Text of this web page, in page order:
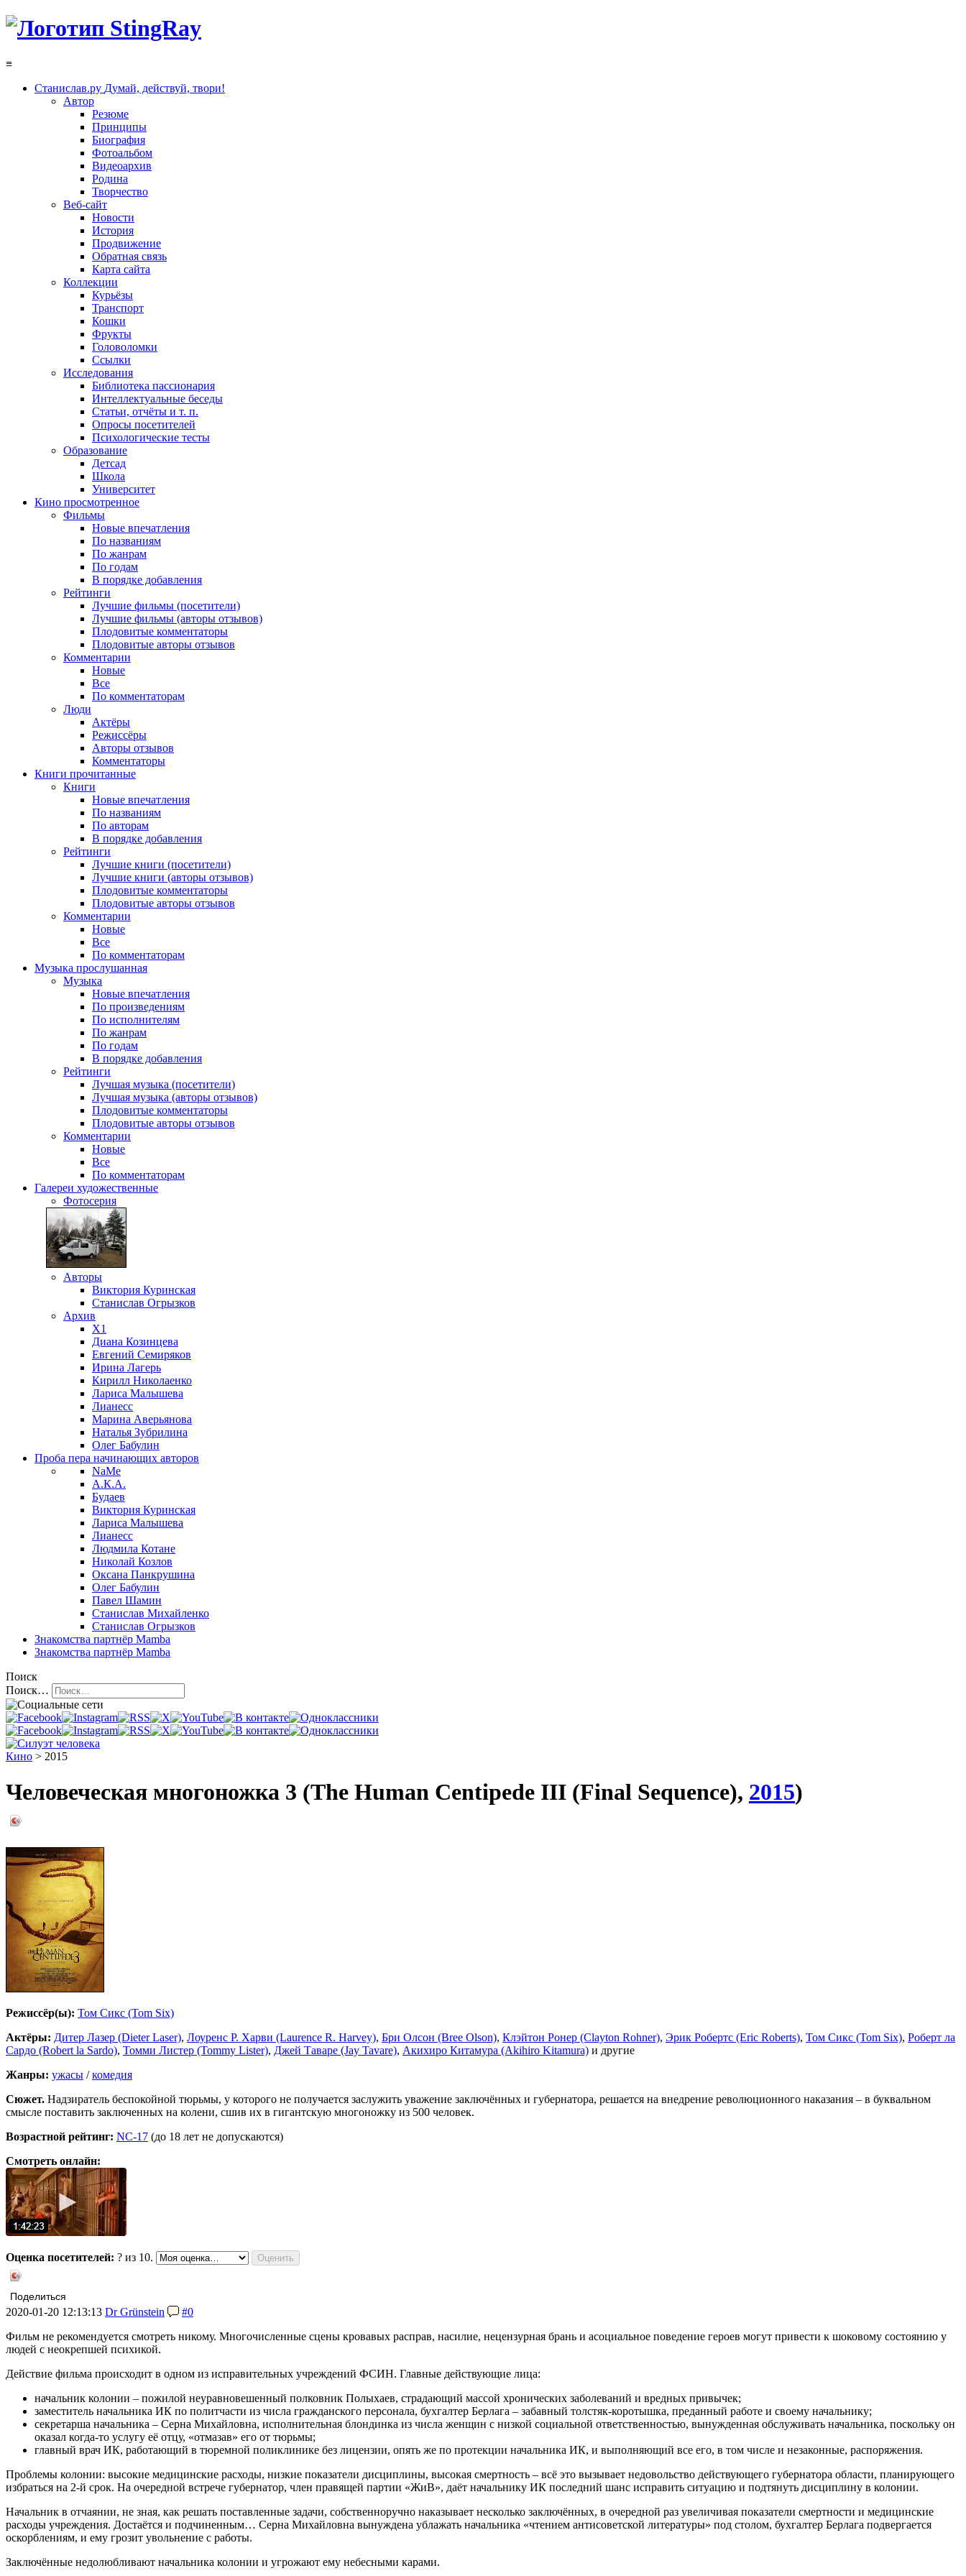
≡
Станислав.ру Думай, действуй, твори!
Автор
Резюме
Принципы
Биография
Фотоальбом
Видеоархив
Родина
Творчество
Веб-сайт
Новости
История
Продвижение
Обратная связь
Карта сайта
Коллекции
Курьёзы
Транспорт
Кошки
Фрукты
Головоломки
Ссылки
Исследования
Библиотека пассионария
Интеллектуальные беседы
Статьи, отчёты и т. п.
Опросы посетителей
Психологические тесты
Образование
Детсад
Школа
Университет
Кино просмотренное
Фильмы
Новые впечатления
По названиям
По жанрам
По годам
В порядке добавления
Рейтинги
Лучшие фильмы (посетители)
Лучшие фильмы (авторы отзывов)
Плодовитые комментаторы
Плодовитые авторы отзывов
Комментарии
Новые
Все
По комментаторам
Люди
Актёры
Режиссёры
Авторы отзывов
Комментаторы
Книги прочитанные
Книги
Новые впечатления
По названиям
По авторам
В порядке добавления
Рейтинги
Лучшие книги (посетители)
Лучшие книги (авторы отзывов)
Плодовитые комментаторы
Плодовитые авторы отзывов
Комментарии
Новые
Все
По комментаторам
Музыка прослушанная
Музыка
Новые впечатления
По произведениям
По исполнителям
По жанрам
По годам
В порядке добавления
Рейтинги
Лучшая музыка (посетители)
Лучшая музыка (авторы отзывов)
Плодовитые комментаторы
Плодовитые авторы отзывов
Комментарии
Новые
Все
По комментаторам
Галереи художественные
Фотосерия
Авторы
Виктория Куринская
Станислав Огрызков
Архив
X1
Диана Козинцева
Евгений Семиряков
Ирина Лагерь
Кирилл Николаенко
Лариса Малышева
Лианесс
Марина Аверьянова
Наталья Зубрилина
Олег Бабулин
Проба пера начинающих авторов
NaMe
А.К.А.
Будаев
Виктория Куринская
Лариса Малышева
Лианесс
Людмила Котане
Николай Козлов
Оксана Панкрушина
Олег Бабулин
Павел Шамин
Станислав Михайленко
Станислав Огрызков
Знакомства партнёр Mamba
Знакомства партнёр Mamba
Поиск
Поиск…
Кино > 2015
Человеческая многоножка 3 (The Human Centipede III (Final Sequence), 2015)
Режиссёр(ы): Том Сикс (Tom Six)
Актёры: Дитер Лазер (Dieter Laser), Лоуренс Р. Харви (Laurence R. Harvey), Бри Олсон (Bree Olson), Клэйтон Ронер (Clayton Rohner), Эрик Робертс (Eric Roberts), Том Сикс (Tom Six), Роберт ла
Сардо (Robert la Sardo), Томми Листер (Tommy Lister), Джей Таваре (Jay Tavare), Акихиро Китамура (Akihiro Kitamura) и другие
Жанры: ужасы /комедия
Сюжет. Надзиратель беспокойной тюрьмы, у которого не получается заслужить уважение заключённых и губернатора, решается на внедрение революционного наказания – в буквальном
смысле поставить заключенных на колени, сшив их в гигантскую многоножку из 500 человек.
Возрастной рейтинг: NC-17 (до 18 лет не допускаются)
Смотреть онлайн:
Оценка посетителей: ? из 10.
Поделиться
2020-01-20 12:13:13 Dr Grünstein
#0
Фильм не рекомендуется смотреть никому. Многочисленные сцены кровавых расправ, насилие, нецензурная брань и асоциальное поведение героев могут привести к шоковому состоянию у
людей с неокрепшей психикой.
Действие фильма происходит в одном из исправительных учреждений ФСИН. Главные действующие лица:
начальник колонии – пожилой неуравновешенный полковник Полыхаев, страдающий массой хронических заболеваний и вредных привычек;
заместитель начальника ИК по политчасти из числа гражданского персонала, бухгалтер Берлага – забавный толстяк-коротышка, преданный работе и своему начальнику;
секретарша начальника – Серна Михайловна, исполнительная блондинка из числа женщин с низкой социальной ответственностью, вынужденная обслуживать начальника, поскольку он
оказал когда-то услугу её отцу, «отмазав» его от тюрьмы;
главный врач ИК, работающий в тюремной поликлинике без лицензии, опять же по протекции начальника ИК, и выполняющий все его, в том числе и незаконные, распоряжения.
Проблемы колонии: высокие медицинские расходы, низкие показатели дисциплины, высокая смертность – всё это вызывает недовольство действующего губернатора области, планирующего
избраться на 2-й срок. На очередной встрече губернатор, член правящей партии «ЖиВ», даёт начальнику ИК последний шанс исправить ситуацию и подтянуть дисциплину в колонии.
Начальник в отчаянии, не зная, как решать поставленные задачи, собственноручно наказывает несколько заключённых, в очередной раз увеличивая показатели смертности и медицинские
расходы учреждения. Достаётся и подчиненным… Серна Михайловна вынуждена ублажать начальника «чтением антисоветской литературы» под столом, бухгалтер Берлага подвергается
оскорблениям, и ему грозит увольнение с работы.
Заключённые недолюбливают начальника колонии и угрожают ему небесными карами.